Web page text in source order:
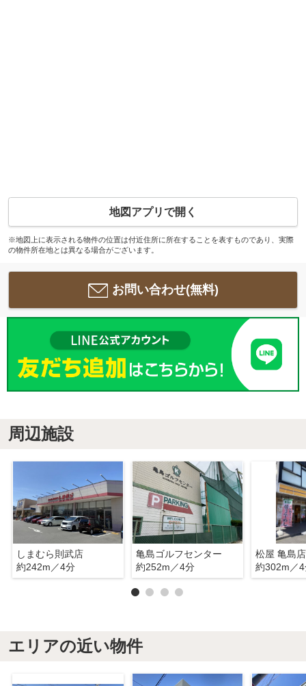
地図アプリで開く
※地図上に表示される物件の位置は付近住所に所在することを表すものであり、実際
の物件所在地とは異なる場合がございます。
お問い合わせ(無料)
周辺施設
しまむら則武店
約242m／4分
亀島ゴルフセンター
約252m／4分
松屋 亀島店
約302m／
エリアの近い物件